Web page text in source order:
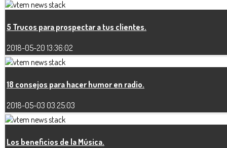
5 Trucos para prospectar a tus clientes.
2018-05-20 13:36:02
18 consejos para hacer humor en radio.
2018-05-03 03:25:03
Los beneficios de la Música.